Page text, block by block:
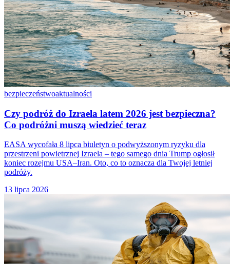
bezpieczeństwoaktualności
Czy podróż do Izraela latem 2026 jest bezpieczna?
Co podróżni muszą wiedzieć teraz
EASA wycofała 8 lipca biuletyn o podwyższonym ryzyku dla
przestrzeni powietrznej Izraela – tego samego dnia Trump ogłosił
koniec rozejmu USA–Iran. Oto, co to oznacza dla Twojej letniej
podróży.
13 lipca 2026